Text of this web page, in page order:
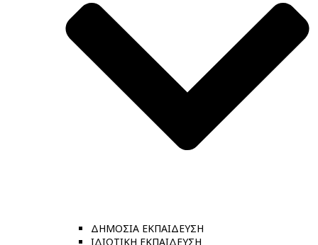
ΔΗΜΟΣΙΑ ΕΚΠΑΙΔΕΥΣΗ
ΙΔΙΩΤΙΚΗ ΕΚΠΑΙΔΕΥΣΗ